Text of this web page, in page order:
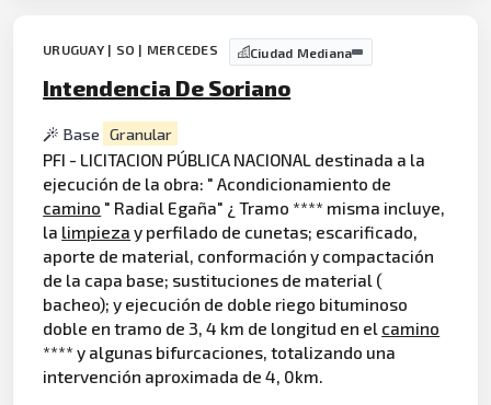
URUGUAY | SO | MERCEDES Ciudad Mediana
Intendencia De Soriano
Base Granular
PFI - LICITACION PÚBLICA NACIONAL destinada a la
ejecución de la obra: " Acondicionamiento de
camino " Radial Egaña" ¿ Tramo **** misma incluye,
la limpieza y perfilado de cunetas; escarificado,
aporte de material, conformación y compactación
de la capa base; sustituciones de material (
bacheo); y ejecución de doble riego bituminoso
doble en tramo de 3, 4 km de longitud en el camino
**** y algunas bifurcaciones, totalizando una
intervención aproximada de 4, 0km.